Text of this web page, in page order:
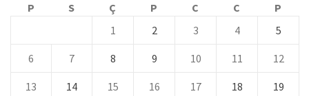
P
S Ç P C C
P
1
2 3 4 5
6 7 8 9 10 11 12
13 14 15 16 17 18 19